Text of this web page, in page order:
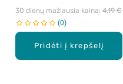
Pridėti į krepšelį
30 dienų mažiausia kaina: 4,19 €
0